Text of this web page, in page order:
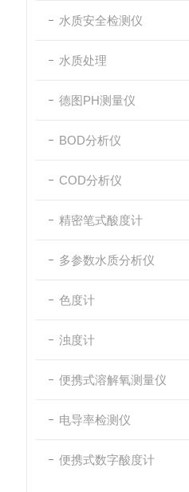
水质安全检测仪
水质处理
德图PH测量仪
BOD分析仪
COD分析仪
精密笔式酸度计
多参数水质分析仪
色度计
浊度计
便携式溶解氧测量仪
电导率检测仪
便携式数字酸度计